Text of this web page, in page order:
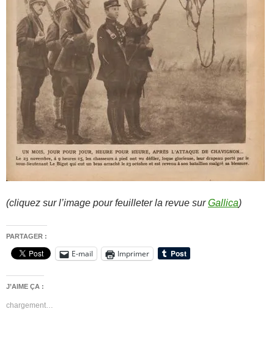
(cliquez sur l’image pour feuilleter la revue surGallica)
PARTAGER :
E-mail Imprimer
J’AIME ÇA :
chargement…